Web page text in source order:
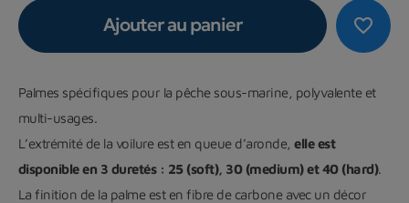
favorite_border
Ajouter au panier
Palmes spécifiques pour la pêche sous-marine, polyvalente et
multi-usages.
L’extrémité de la voilure est en queue d’aronde,elle est
disponible en 3 duretés : 25 (soft), 30 (medium) et 40 (hard).
La finition de la palme est en fibre de carbone avec un décor